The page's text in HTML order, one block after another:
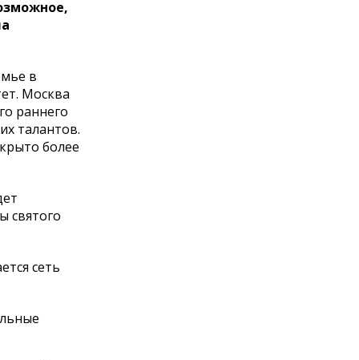
в
Москва
раннего
талантов.
более
святого
сеть